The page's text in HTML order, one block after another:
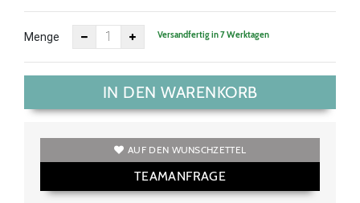
Menge Versandfertig in 7 Werktagen
IN DEN WARENKORB
AUF DEN WUNSCHZETTEL
TEAMANFRAGE